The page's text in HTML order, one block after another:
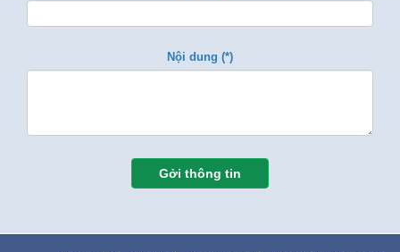
Nội dung (*)
Gởi thông tin